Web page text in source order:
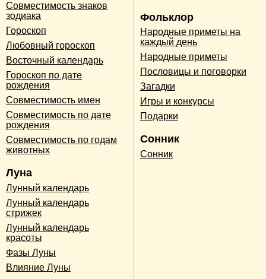
Совместимость знаков
зодиака
Гороскоп
Любовный гороскоп
Восточный календарь
Гороскоп по дате
рождения
Совместимость имен
Совместимость по дате
рождения
Совместимость по годам
животных
Луна
Лунный календарь
Лунный календарь
стрижек
Лунный календарь
красоты
Фазы Луны
Влияние Луны
Фольклор
Народные приметы на
каждый день
Народные приметы
Пословицы и поговорки
Загадки
Игры и конкурсы
Подарки
Сонник
Сонник